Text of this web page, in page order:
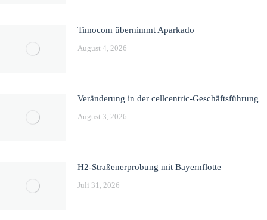
Timocom übernimmt Aparkado
August 4, 2026
Veränderung in der cellcentric-Geschäftsführung
August 3, 2026
H2-Straßenerprobung mit Bayernflotte
Juli 31, 2026